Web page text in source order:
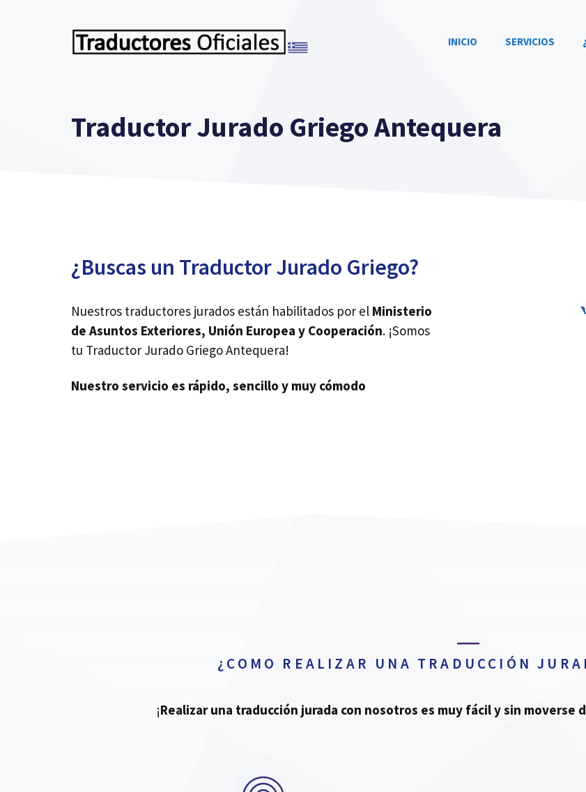
INICIO SERVICIOS
Traductor Jurado Griego Antequera
¿Buscas un Traductor Jurado Griego?
Nuestros traductores jurados están habilitados por el Ministerio
de Asuntos Exteriores, Unión Europea y Cooperación. ¡Somos
tu Traductor Jurado Griego Antequera!
Nuestro servicio es rápido, sencillo y muy cómodo
¿COMO REALIZAR UNA TRADUCCIÓN
¡Realizar una traducción jurada con nosotros es muy fácil y sin moverse